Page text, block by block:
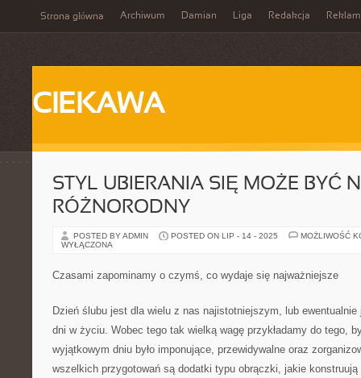
Strona główna Archiwum Damian Liga Redakcja
CIEKAWA
STYL UBIERANIA SIĘ MOŻE BYĆ
RÓŻNORODNY
POSTED BY ADMIN POSTED ON LIP - 14 - 2025
MOŻLIWOŚĆ
WYŁĄCZONA
Czasami zapominamy o czymś, co wydaje się najważniejsze
Dzień ślubu jest dla wielu z nas najistotniejszym, lub
dni w życiu. Wobec tego tak wielką wagę przykładamy do tego,
wyjątkowym dniu było imponujące, przewidywalne oraz
wszelkich przygotowań są dodatki typu obrączki, jakie